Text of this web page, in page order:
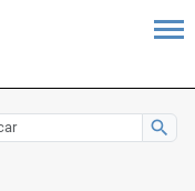
search